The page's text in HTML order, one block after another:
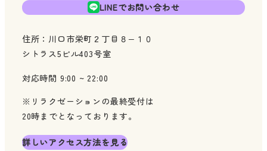
LINEでお問い合わせ
住所：川口市栄町２丁目８−１０
シトラス5ビル403号室
対応時間 9:00 ~ 22:00
※リラクゼーションの最終受付は
20時までとなっております。
詳しいアクセス方法を見る